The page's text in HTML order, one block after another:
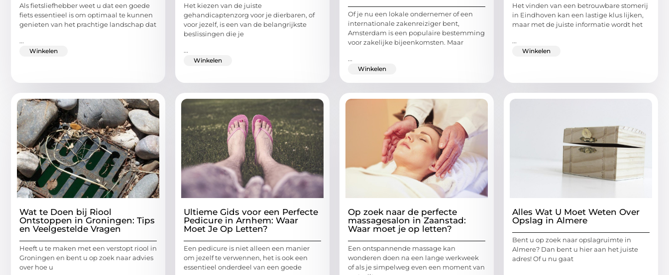
Als fietsliefhebber weet u dat een goede
fiets essentieel is om optimaal te kunnen
genieten van het prachtige landschap dat
...
Winkelen
Het kiezen van de juiste
gehandicaptenzorg voor je dierbaren, of
voor jezelf, is een van de belangrijkste
beslissingen die je
...
Winkelen
Of je nu een lokale ondernemer of een
internationale zakenreiziger bent,
Amsterdam is een populaire bestemming
voor zakelijke bijeenkomsten. Maar
...
Winkelen
Het vinden van een betrouwbare stomerij
in Eindhoven kan een lastige klus lijken,
maar met de juiste informatie wordt het
...
Winkelen
Wat te Doen bij Riool
Ontstoppen in Groningen: Tips
en Veelgestelde Vragen
Heeft u te maken met een verstopt riool in
Groningen en bent u op zoek naar advies
over hoe u
Ultieme Gids voor een Perfecte
Pedicure in Arnhem: Waar
Moet Je Op Letten?
Een pedicure is niet alleen een manier
om jezelf te verwennen, het is ook een
essentieel onderdeel van een goede
Op zoek naar de perfecte
massagesalon in Zaanstad:
Waar moet je op letten?
Een ontspannende massage kan
wonderen doen na een lange werkweek
of als je simpelweg even een moment van
Alles Wat U Moet Weten Over
Opslag in Almere
Bent u op zoek naar opslagruimte in
Almere? Dan bent u hier aan het juiste
adres! Of u nu gaat